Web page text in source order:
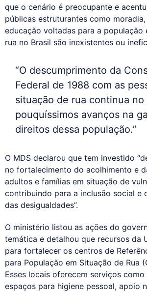
que o cenário é preocupante e
públicas estruturantes como
educação voltadas para a população
rua no Brasil são inexistentes ou
“O descumprimento da
Federal de 1988 com as
situação de rua continua no
pouquíssimos avanços na
direitos dessa população.”
O MDS declarou que tem investido
no fortalecimento do acolhimento e
adultos e famílias em situação de
contribuindo para a inclusão social e
das desigualdades”.
O ministério listou as ações do
temática e detalhou que recursos da
para fortalecer os centros de
para População em Situação de Rua
Esses locais oferecem serviços
espaços para higiene pessoal, apoio